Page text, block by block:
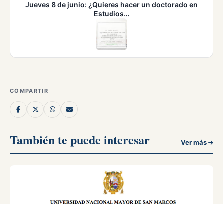
Jueves 8 de junio: ¿Quieres hacer un doctorado en
Estudios…
COMPARTIR
También te puede interesar Ver más